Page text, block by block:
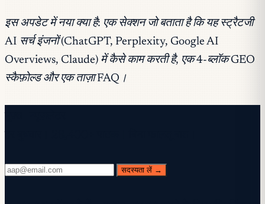
इस अपडेट में नया क्या है: एक सेक्शन जो बताता है कि यह स्ट्रैटजी
AI सर्च इंजनों (ChatGPT, Perplexity, Google AI
Overviews, Claude) में कैसे काम करती है, एक 4-ब्लॉक GEO
स्कैफ़ोल्ड और एक ताज़ा FAQ।
सदस्यता लें →